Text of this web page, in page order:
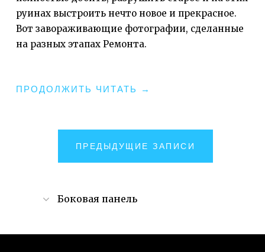
руинах выстроить нечто новое и прекрасное.
Вот завораживающие фотографии, сделанные
на разных этапах Ремонта.
ПРОДОЛЖИТЬ ЧИТАТЬ
"РЕМОНТ,
→
ПРЕДЫДУЩИЕ ЗАПИСИ
Боковая панель